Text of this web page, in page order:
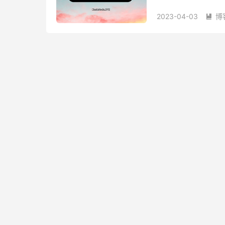
场」的百...
2023-04-03  博